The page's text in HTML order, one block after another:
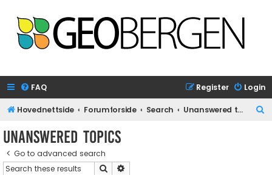
FAQ Login
Register
Hovednettside Forumforside Search Unanswered topics
Unanswered topics
Go to advanced search
Search